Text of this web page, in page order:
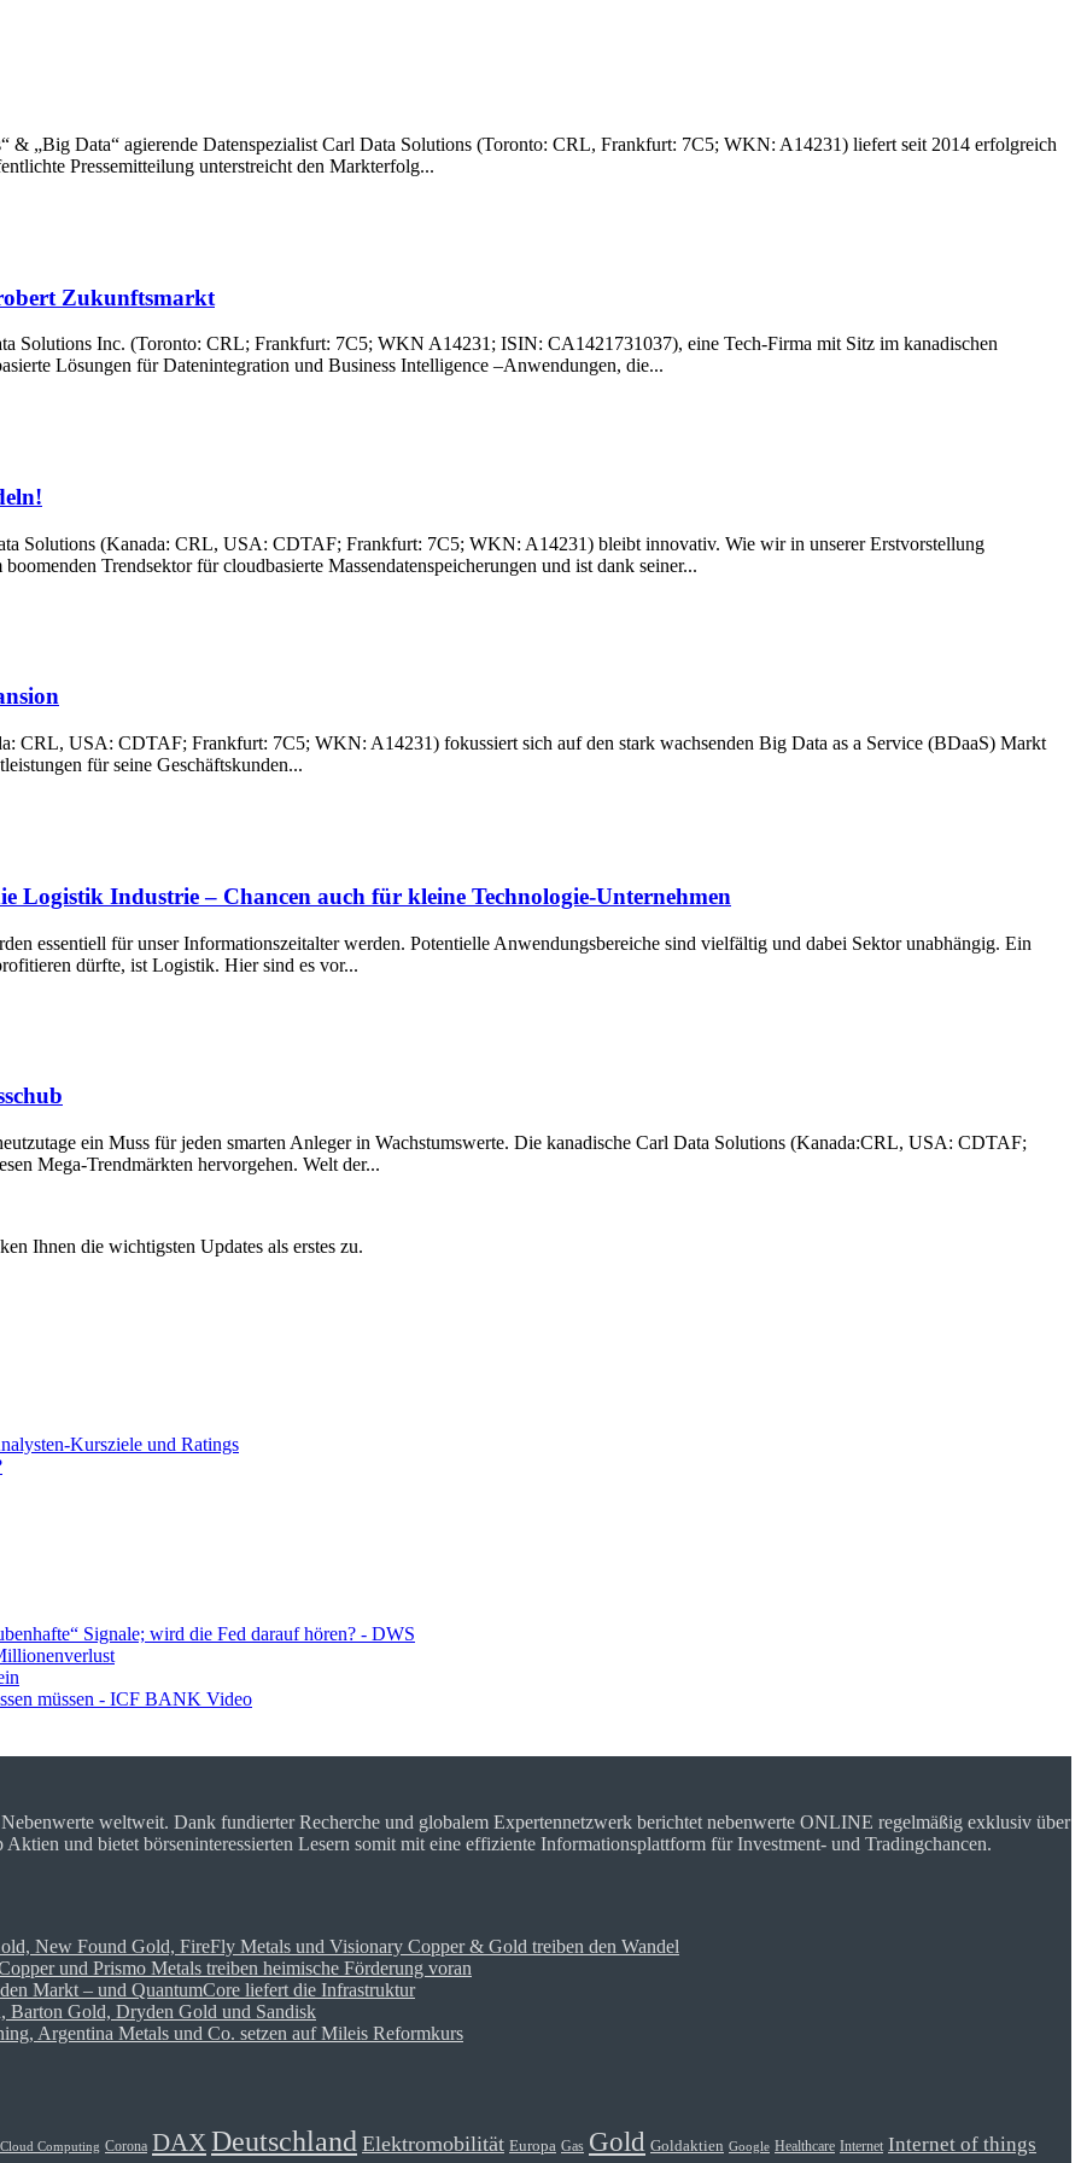
& „Big Data“ agierende Datenspezialist Carl Data Solutions (Toronto: CRL, Frankfurt: 7C5; WKN: A14231) liefert seit 2014 erfolgreich
Pressemitteilung unterstreicht den Markterfolg...
Zukunftsmarkt
Solutions Inc. (Toronto: CRL; Frankfurt: 7C5; WKN A14231; ISIN: CA1421731037), eine Tech-Firma mit Sitz im kanadischen
Lösungen für Datenintegration und Business Intelligence –Anwendungen, die...
Solutions (Kanada: CRL, USA: CDTAF; Frankfurt: 7C5; WKN: A14231) bleibt innovativ. Wie wir in unserer Erstvorstellung
Trendsektor für cloudbasierte Massendatenspeicherungen und ist dank seiner...
CRL, USA: CDTAF; Frankfurt: 7C5; WKN: A14231) fokussiert sich auf den stark wachsenden Big Data as a Service (BDaaS) Markt
für seine Geschäftskunden...
Logistik Industrie – Chancen auch für kleine Technologie-Unternehmen
essentiell für unser Informationszeitalter werden. Potentielle Anwendungsbereiche sind vielfältig und dabei Sektor unabhängig. Ein
dürfte, ist Logistik. Hier sind es vor...
ein Muss für jeden smarten Anleger in Wachstumswerte. Die kanadische Carl Data Solutions (Kanada:CRL, USA: CDTAF;
Mega-Trendmärkten hervorgehen. Welt der...
Ihnen die wichtigsten Updates als erstes zu.
Kursziele und Ratings
Signale; wird die Fed darauf hören? - DWS
müssen - ICF BANK Video
weltweit. Dank fundierter Recherche und globalem Expertennetzwerk berichtet nebenwerte ONLINE regelmäßig exklusiv über
und bietet börseninteressierten Lesern somit mit eine effiziente Informationsplattform für Investment- und Tradingchancen.
New Found Gold, FireFly Metals und Visionary Copper & Gold treiben den Wandel
und Prismo Metals treiben heimische Förderung voran
Markt – und QuantumCore liefert die Infrastruktur
Barton Gold, Dryden Gold und Sandisk
Argentina Metals und Co. setzen auf Mileis Reformkurs
Cloud Computing Corona DAX Deutschland Elektromobilität Europa Gas Gold Goldaktien Google Healthcare Internet Internet of things